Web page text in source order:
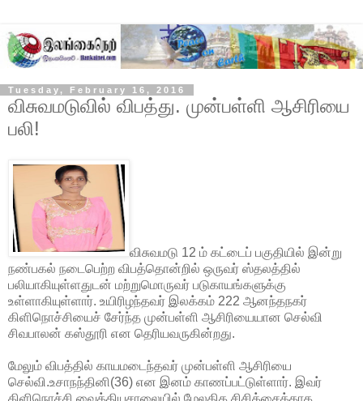
Tuesday, February 16, 2016
விசுவமடுவில் விபத்து. முன்பள்ளி ஆசிரியை
பலி!
விசுவமடு 12 ம் கட்டைப் பகுதியில் இன்று
நண்பகல் நடைபெற்ற விபத்தொன்றில் ஒருவர் ஸ்தலத்தில்
பலியாகியுள்ளதுடன் மற்றுமொருவர் படுகாயங்களுக்கு
உள்ளாகியுள்ளார். உயிரிழந்தவர் இலக்கம் 222 ஆனந்தநகர்
கிளிநொச்சியைச் சேர்ந்த முன்பள்ளி ஆசிரியையான செல்வி
சிவபாலன் கஸ்தூரி என தெரியவருகின்றது.
மேலும் விபத்தில் காயமடைந்தவர் முன்பள்ளி ஆசிரியை
செல்வி.உசாநந்தினி(36) என இனம் காணப்பட்டுள்ளார். இவர்
கிளிநொச்சி வைத்தியசாலையில் மேலதிக சிசிக்சைக்காக